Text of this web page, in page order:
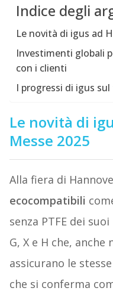
Indice degli
Le novità di igus ad
Investimenti globali
con i clienti
I progressi di igus
Le novità di
Messe 2025
Alla fiera di
ecocompatibili
senza PTFE dei
G, X e H che,
assicurano le
che si conferma